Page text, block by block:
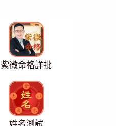
紫微命格詳批